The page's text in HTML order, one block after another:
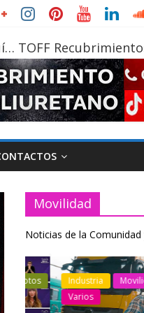
TOFF
Movilidad
Noticias de la
Industria Movilidad
Varios